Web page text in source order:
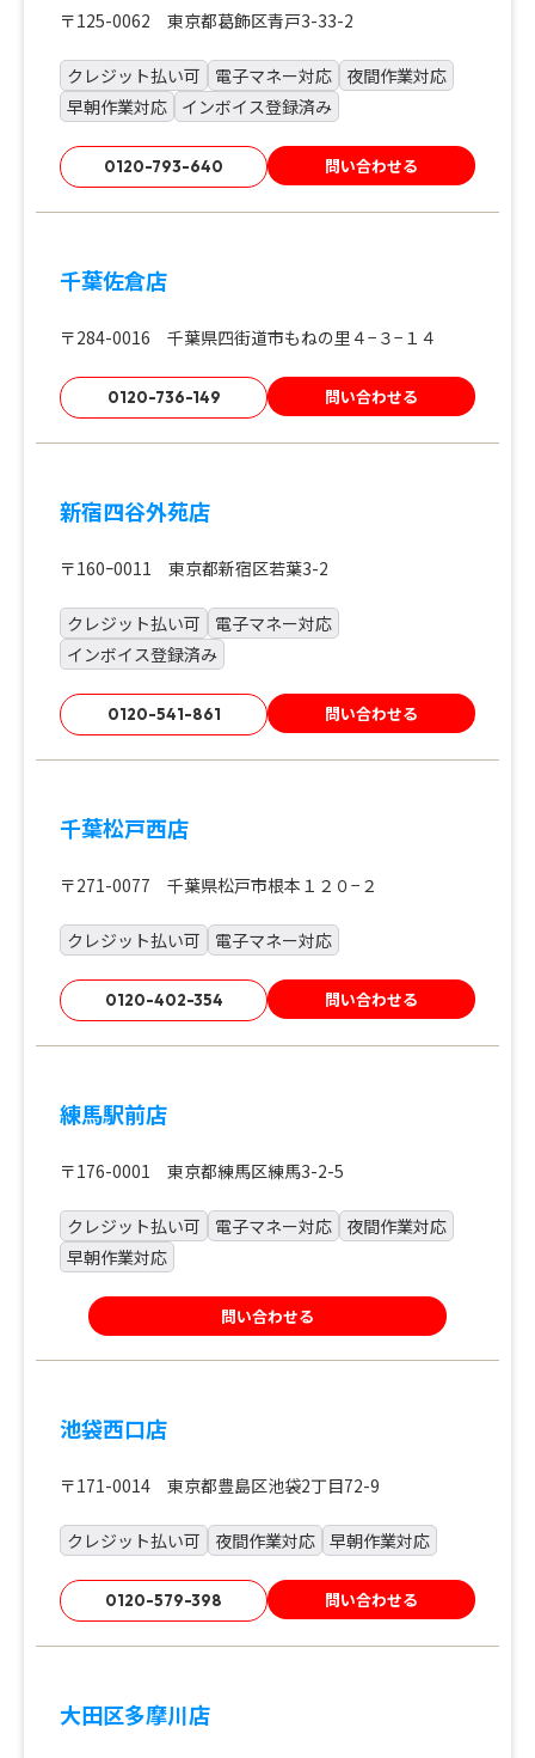
〒125-0062 東京都葛飾区青戸3-33-2
クレジット払い可 電子マネー対応
夜間作業対応
早朝作業対応
インボイス登録済み
0120-793-640 問い合わせる
千葉佐倉店
〒284-0016 千葉県四街道市もねの里４−３−１４
0120-736-149 問い合わせる
新宿四谷外苑店
〒160ｰ0011 東京都新宿区若葉3-2
クレジット払い可
電子マネー対応
インボイス登録済み
0120-541-861 問い合わせる
千葉松戸西店
〒271-0077 千葉県松戸市根本１２０−２
クレジット払い可 電子マネー対応
0120-402-354 問い合わせる
練馬駅前店
〒176-0001 東京都練馬区練馬3-2-5
クレジット払い可 電子マネー対応
夜間作業対応
早朝作業対応
問い合わせる
池袋西口店
〒171-0014 東京都豊島区池袋2丁目72-9
クレジット払い可 夜間作業対応 早朝作業対応
0120-579-398 問い合わせる
大田区多摩川店